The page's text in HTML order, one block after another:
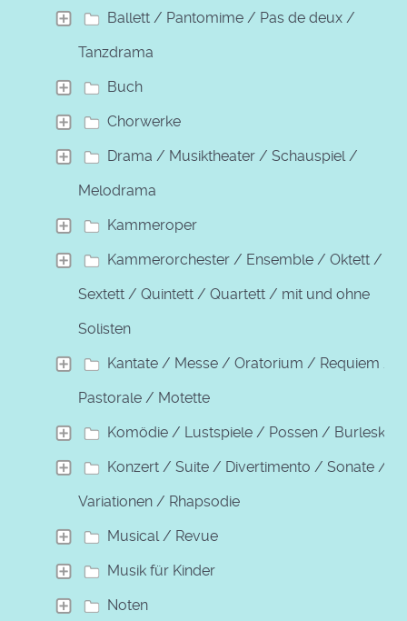
Ballett / Pantomime / Pas de deux /
Tanzdrama
Buch
Chorwerke
Drama / Musiktheater / Schauspiel /
Melodrama
Kammeroper
Kammerorchester / Ensemble / Oktett /
Sextett / Quintett / Quartett / mit und ohne
Solisten
Kantate / Messe / Oratorium / Requiem /
Pastorale / Motette
Komödie / Lustspiele / Possen / Burleske
Konzert / Suite / Divertimento / Sonate /
Variationen / Rhapsodie
Musical / Revue
Musik für Kinder
Noten